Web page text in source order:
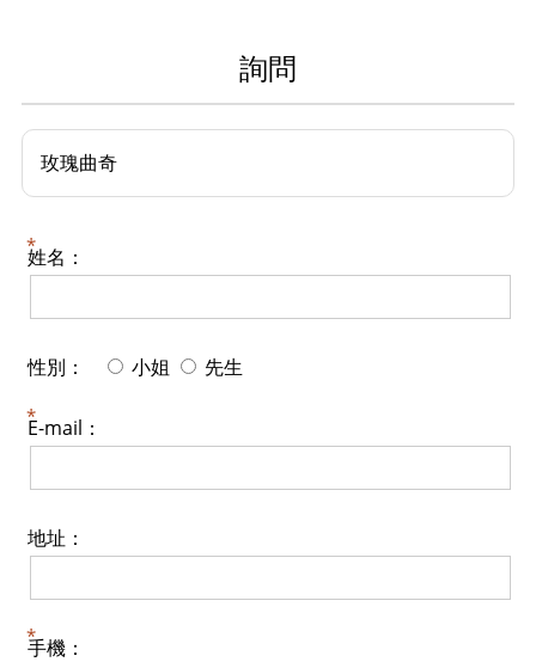
詢問
玫瑰曲奇
姓名：
性別： 小姐 先生
E-mail：
地址：
手機：